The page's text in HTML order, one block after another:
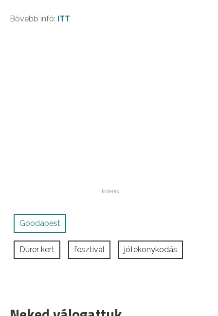
Bővebb infó: ITT
Goodapest
Dürer kert fesztivál jótékonykodás